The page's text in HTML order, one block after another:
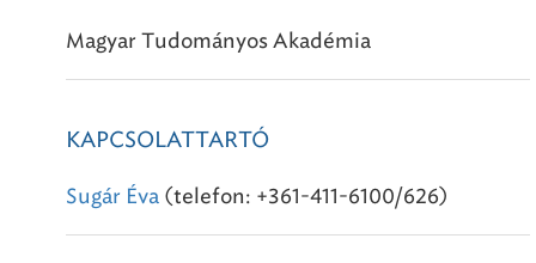
Magyar Tudományos Akadémia
KAPCSOLATTARTÓ
Sugár Éva (telefon: +361-411-6100/626)